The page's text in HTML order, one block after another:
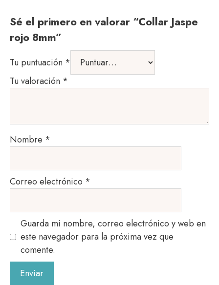
Sé el primero en valorar “Collar Jaspe
rojo 8mm”
Tu puntuación *
Tu valoración *
Nombre *
Correo electrónico *
Guarda mi nombre, correo electrónico y web en
este navegador para la próxima vez que
comente.